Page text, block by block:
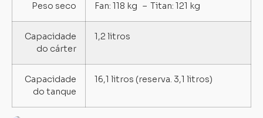
Peso seco Fan: 118 kg – Titan: 121 kg
Capacidade
do cárter
1,2 litros
Capacidade
do tanque
16,1 litros (reserva. 3,1 litros)